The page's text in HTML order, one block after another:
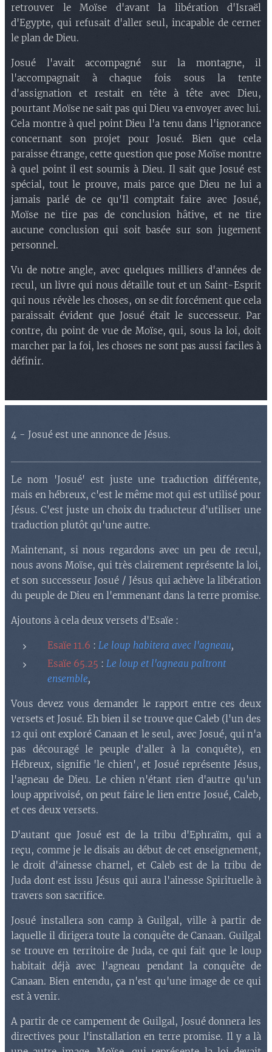
retrouver le Moïse d'avant la libération d'Israël
d'Egypte, qui refusait d'aller seul, incapable de cerner
le plan de Dieu.
Josué l'avait accompagné sur la montagne, il
l'accompagnait à chaque fois sous la tente
d'assignation et restait en tête à tête avec Dieu,
pourtant Moïse ne sait pas qui Dieu va envoyer avec lui.
Cela montre à quel point Dieu l'a tenu dans l'ignorance
concernant son projet pour Josué. Bien que cela
paraisse étrange, cette question que pose Moïse montre
à quel point il est soumis à Dieu. Il sait que Josué est
spécial, tout le prouve, mais parce que Dieu ne lui a
jamais parlé de ce qu'Il comptait faire avec Josué,
Moïse ne tire pas de conclusion hâtive, et ne tire
aucune conclusion qui soit basée sur son jugement
personnel.
Vu de notre angle, avec quelques milliers d'années de
recul, un livre qui nous détaille tout et un Saint-Esprit
qui nous révèle les choses, on se dit forcément que cela
paraissait évident que Josué était le successeur. Par
contre, du point de vue de Moïse, qui, sous la loi, doit
marcher par la foi, les choses ne sont pas aussi faciles à
définir.
4 - Josué est une annonce de Jésus.
Le nom 'Josué' est juste une traduction différente,
mais en hébreux, c'est le même mot qui est utilisé pour
Jésus. C'est juste un choix du traducteur d'utiliser une
traduction plutôt qu'une autre.
Maintenant, si nous regardons avec un peu de recul,
nous avons Moïse, qui très clairement représente la loi,
et son successeur Josué / Jésus qui achève la libération
du peuple de Dieu en l'emmenant dans la terre promise.
Ajoutons à cela deux versets d'Esaïe :
Esaïe 11.6 : Le loup habitera avec l'agneau,
Esaïe 65.25 : Le loup et l'agneau paîtront
ensemble,
Vous devez vous demander le rapport entre ces deux
versets et Josué. Eh bien il se trouve que Caleb (l'un des
12 qui ont exploré Canaan et le seul, avec Josué, qui n'a
pas découragé le peuple d'aller à la conquête), en
Hébreux, signifie 'le chien', et Josué représente Jésus,
l'agneau de Dieu. Le chien n'étant rien d'autre qu'un
loup apprivoisé, on peut faire le lien entre Josué, Caleb,
et ces deux versets.
D'autant que Josué est de la tribu d'Ephraïm, qui a
reçu, comme je le disais au début de cet enseignement,
le droit d'ainesse charnel, et Caleb est de la tribu de
Juda dont est issu Jésus qui aura l'ainesse Spirituelle à
travers son sacrifice.
Josué installera son camp à Guilgal, ville à partir de
laquelle il dirigera toute la conquête de Canaan. Guilgal
se trouve en territoire de Juda, ce qui fait que le loup
habitait déjà avec l'agneau pendant la conquête de
Canaan. Bien entendu, ça n'est qu'une image de ce qui
est à venir.
A partir de ce campement de Guilgal, Josué donnera les
directives pour l'installation en terre promise. Il y a là